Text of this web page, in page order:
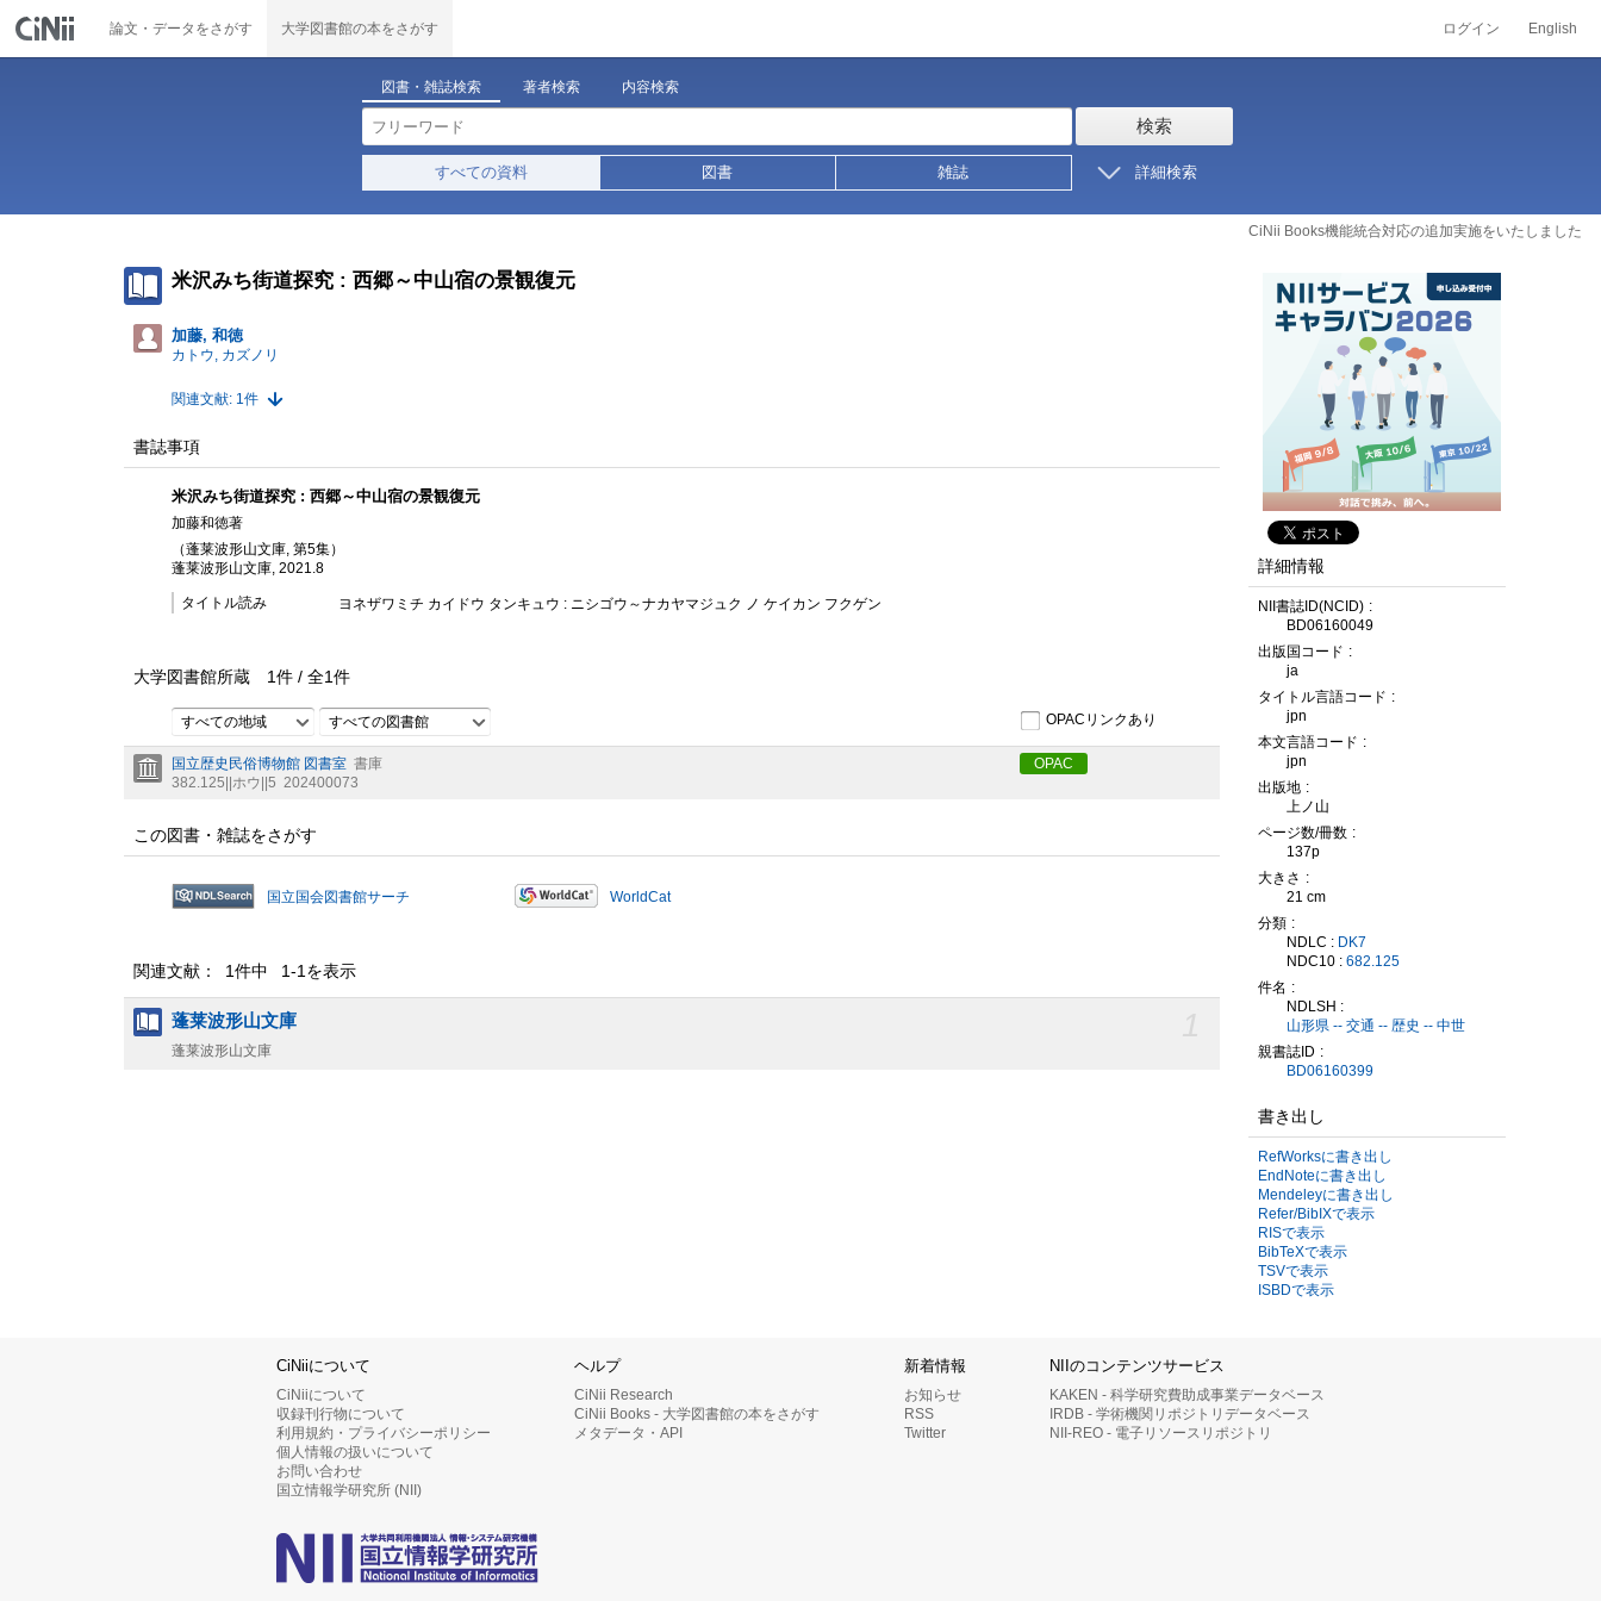
論文・データをさがす 大学図書館の本をさがす ログイン English
図書・雑誌検索 著者検索 内容検索
検索
すべての資料 図書 雑誌 詳細検索
CiNii Books機能統合対応の追加実施をいたしました
米沢みち街道探究 : 西郷～中山宿の景観復元
加藤, 和徳
カトウ, カズノリ
関連文献: 1件
書誌事項
米沢みち街道探究 : 西郷～中山宿の景観復元
加藤和徳著
（蓬莱波形山文庫, 第5集）
蓬莱波形山文庫, 2021.8
タイトル読み ヨネザワミチ カイドウ タンキュウ : ニシゴウ～ナカヤマジュク ノ ケイカン フクゲン
大学図書館所蔵 1件 / 全1件
すべての地域 すべての図書館 OPACリンクあり
国立歴史民俗博物館 図書室 書庫
382.125||ホウ||5 202400073
OPAC
この図書・雑誌をさがす
国立国会図書館サーチ WorldCat
関連文献： 1件中 1-1を表示
蓬莱波形山文庫
蓬莱波形山文庫
詳細情報
NII書誌ID(NCID)
BD06160049
出版国コード
ja
タイトル言語コード
jpn
本文言語コード
jpn
出版地
上ノ山
ページ数/冊数
137p
大きさ
21 cm
分類
NDLC : DK7
NDC10 : 682.125
件名
NDLSH :
山形県 -- 交通 -- 歴史 -- 中世
親書誌ID
BD06160399
書き出し
RefWorksに書き出し
EndNoteに書き出し
Mendeleyに書き出し
Refer/BibIXで表示
RISで表示
BibTeXで表示
TSVで表示
ISBDで表示
CiNiiについて
CiNiiについて
収録刊行物について
利用規約・プライバシーポリシー
個人情報の扱いについて
お問い合わせ
国立情報学研究所 (NII)
ヘルプ
CiNii Research
CiNii Books - 大学図書館の本をさがす
メタデータ・API
新着情報
お知らせ
RSS
Twitter
NIIのコンテンツサービス
KAKEN - 科学研究費助成事業データベース
IRDB - 学術機関リポジトリデータベース
NII-REO - 電子リソースリポジトリ